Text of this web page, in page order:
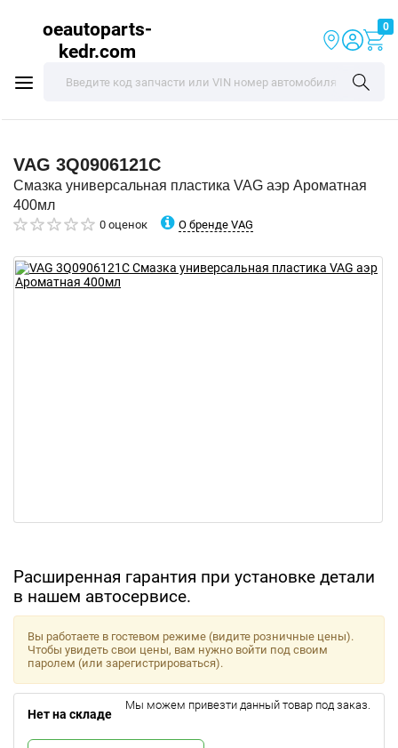
oeautoparts-
kedr.com
0
VAG 3Q0906121C
Смазка универсальная пластика VAG аэр Ароматная
400мл
0 оценок О бренде VAG
Расширенная гарантия при установке детали
в нашем автосервисе.
Вы работаете в гостевом режиме (видите розничные цены).
Чтобы увидеть свои цены, вам нужно войти под своим
паролем (или зарегистрироваться).
Нет на складе
Мы можем привезти данный товар под заказ.